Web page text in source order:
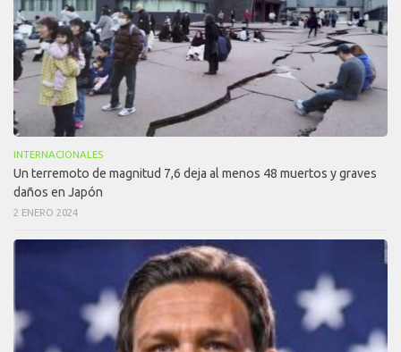
INTERNACIONALES
Un terremoto de magnitud 7,6 deja al menos 48 muertos y graves
daños en Japón
2 ENERO 2024